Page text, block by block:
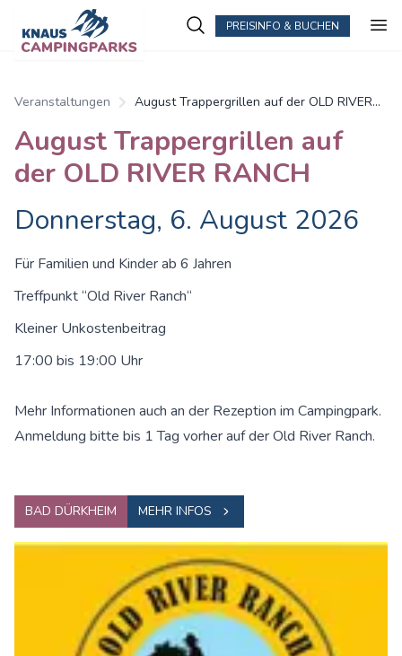
PREISINFO & BUCHEN
Veranstaltungen
August Trappergrillen auf der OLD RIVER
August Trappergrillen auf
der OLD RIVER RANCH
Donnerstag, 6. August 2026
Für Familien und Kinder ab 6 Jahren
Treffpunkt “Old River Ranch“
Kleiner Unkostenbeitrag
17:00 bis 19:00 Uhr
Mehr Informationen auch an der Rezeption im Campingpark.
Anmeldung bitte bis 1 Tag vorher auf der Old River Ranch.
BAD DÜRKHEIM MEHR INFOS